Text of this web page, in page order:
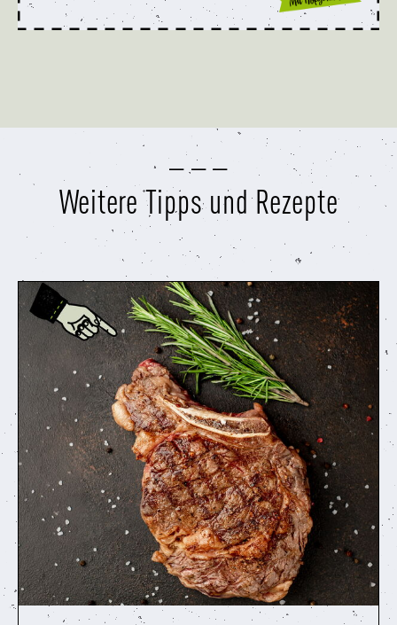
Weitere Tipps und Rezepte